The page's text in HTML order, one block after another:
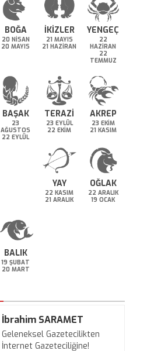
BOĞA
20 NİSAN
20 MAYIS
İKİZLER
21 MAYIS
21 HAZİRAN
YENGEÇ
22
HAZİRAN
22
TEMMUZ
BAŞAK
23
AĞUSTOS
22 EYLÜL
TERAZİ
23 EYLÜL
22 EKİM
AKREP
23 EKİM
21 KASIM
YAY
22 KASIM
21 ARALIK
OĞLAK
22 ARALIK
19 OCAK
BALIK
19 ŞUBAT
20 MART
İbrahim SARAMET
Geleneksel Gazetecilikten
İnternet Gazeteciliğine!